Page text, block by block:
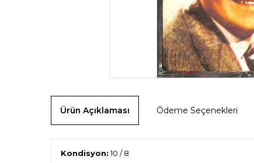
Ürün Açıklaması Ödeme Seçenekleri
Kondisyon: 10 / 8